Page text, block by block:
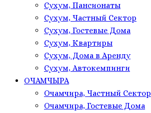
Сухум, Пансионаты
Сухум, Частный Сектор
Сухум, Гостевые Дома
Сухум, Квартиры
Сухум, Дома в Аренду
Сухум, Автокемпинги
ОЧАМЧЫРА
Очамчира, Частный Сектор
Очамчира, Гостевые Дома